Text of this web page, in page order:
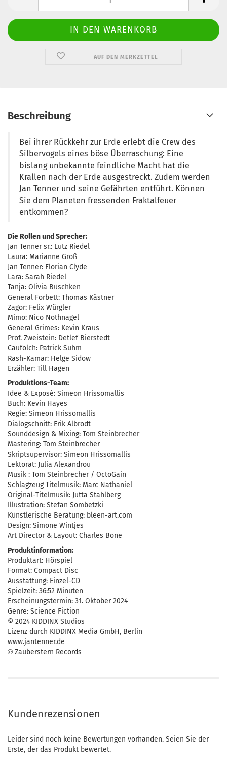
AUF DEN MERKZETTEL
Beschreibung
Bei ihrer Rückkehr zur Erde erlebt die Crew des
Silbervogels eines böse Überraschung: Eine
bislang unbekannte feindliche Macht hat die
Krallen nach der Erde ausgestreckt. Zudem werden
Jan Tenner und seine Gefährten entführt. Können
Sie dem Planeten fressenden Fraktalfeuer
entkommen?
Die Rollen und Sprecher:
Jan Tenner sr.: Lutz Riedel
Laura: Marianne Groß
Jan Tenner: Florian Clyde
Lara: Sarah Riedel
Tanja: Olivia Büschken
General Forbett: Thomas Kästner
Zagor: Felix Würgler
Mimo: Nico Nothnagel
General Grimes: Kevin Kraus
Prof. Zweistein: Detlef Bierstedt
Caufolch: Patrick Suhm
Rash-Kamar: Helge Sidow
Erzähler: Till Hagen
Produktions-Team:
Idee & Exposè: Simeon Hrissomallis
Buch: Kevin Hayes
Regie: Simeon Hrissomallis
Dialogschnitt: Erik Albrodt
Sounddesign & Mixing: Tom Steinbrecher
Mastering: Tom Steinbrecher
Skriptsupervisor: Simeon Hrissomallis
Lektorat: Julia Alexandrou
Musik : Tom Steinbrecher / OctoGain
Schlagzeug Titelmusik: Marc Nathaniel
Original-Titelmusik: Jutta Stahlberg
Illustration: Stefan Sombetzki
Künstlerische Beratung: bleen-art.com
Design: Simone Wintjes
Art Director & Layout: Charles Bone
Produktinformation:
Produktart: Hörspiel
Format: Compact Disc
Ausstattung: Einzel-CD
Spielzeit: 36:52 Minuten
Erscheinungstermin: 31. Oktober 2024
Genre: Science Fiction
© 2024 KIDDINX Studios
Lizenz durch KIDDINX Media GmbH, Berlin
www.jantenner.de
℗ Zauberstern Records
Kundenrezensionen
Leider sind noch keine Bewertungen vorhanden. Seien Sie der
Erste, der das Produkt bewertet.